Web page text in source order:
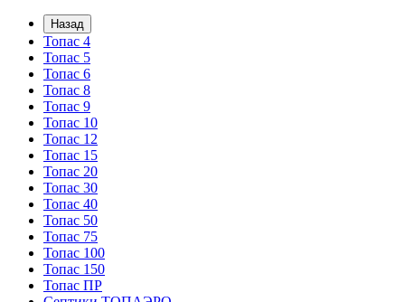
Назад
Топас 4
Топас 5
Топас 6
Топас 8
Топас 9
Топас 10
Топас 12
Топас 15
Топас 20
Топас 30
Топас 40
Топас 50
Топас 75
Топас 100
Топас 150
Топас ПР